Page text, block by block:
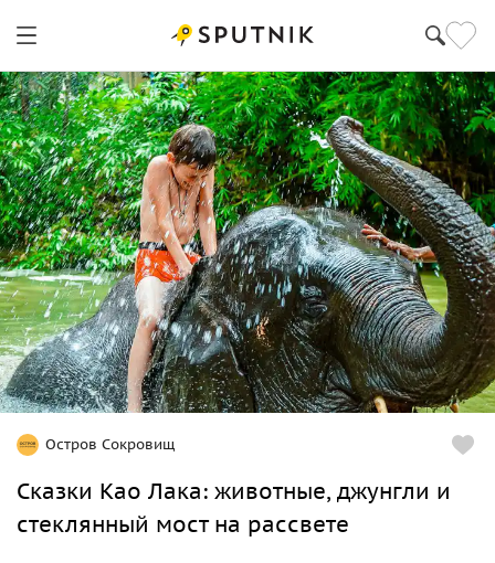
Остров Сокровищ
Сказки Као Лака: животные, джунгли и
стеклянный мост на рассвете